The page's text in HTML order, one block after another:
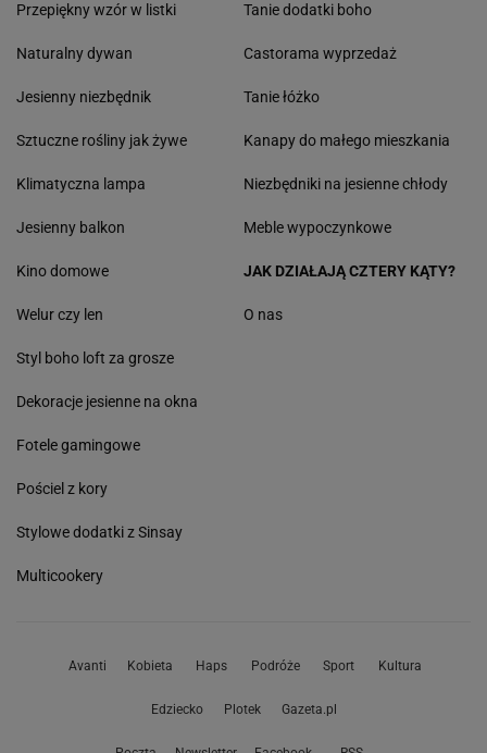
Przepiękny wzór w listki
Naturalny dywan
Jesienny niezbędnik
Sztuczne rośliny jak żywe
Klimatyczna lampa
Jesienny balkon
Tanie dodatki boho
Castorama wyprzedaż
Tanie łóżko
Kanapy do małego mieszkania
Niezbędniki na jesienne chłody
Meble wypoczynkowe
Kino domowe
Welur czy len
Styl boho loft za grosze
Dekoracje jesienne na okna
Fotele gamingowe
Pościel z kory
Stylowe dodatki z Sinsay
Multicookery
JAK DZIAŁAJĄ CZTERY KĄTY?
O nas
Avanti Kobieta Haps Podróże Sport Kultura
Edziecko Plotek Gazeta.pl